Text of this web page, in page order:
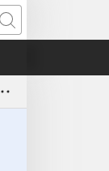
Išči